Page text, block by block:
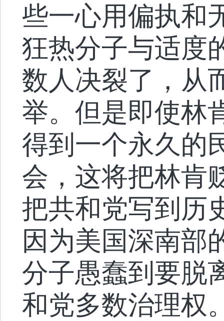
些一心用偏执和
狂热分子与适度
数人决裂了，从
举。但是即使林
得到一个永久的
会，这将把林肯
把共和党写到历
因为美国深南部
分子愚蠢到要脱
和党多数治理权